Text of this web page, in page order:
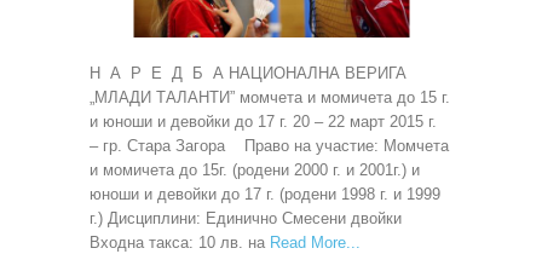
Н А Р Е Д Б А НАЦИОНАЛНА ВЕРИГА
„МЛАДИ ТАЛАНТИ” момчета и момичета до 15 г.
и юноши и девойки до 17 г. 20 – 22 март 2015 г.
– гр. Стара Загора Право на участие: Момчета
и момичета до 15г. (родени 2000 г. и 2001г.) и
юноши и девойки до 17 г. (родени 1998 г. и 1999
г.) Дисциплини: Единично Смесени двойки
Входна такса: 10 лв. на Read More